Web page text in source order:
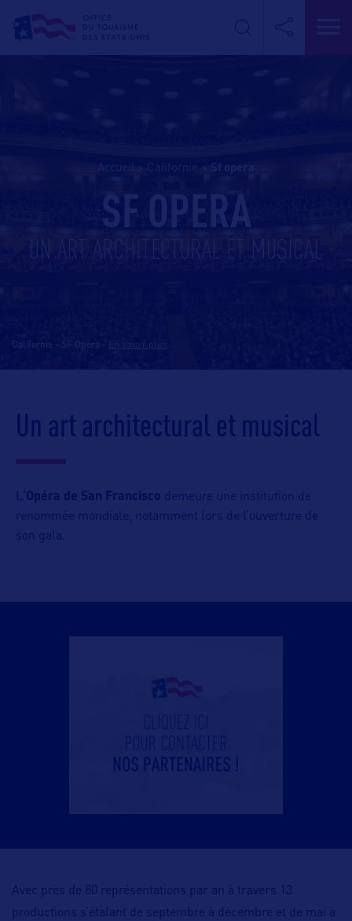
Accueil Californie sf opera
SF OPERA
UN ART ARCHITECTURAL ET MUSICAL
Californie - SF Opera
Un art architectural et musical
L ’Opéra de San Francisco demeure une institution de
renommée mondiale, notamment lors de l’ouverture de
son gala.
Avec près de 80 représentations par an à travers 13
productions s’étalant de septembre à décembre et de mai à